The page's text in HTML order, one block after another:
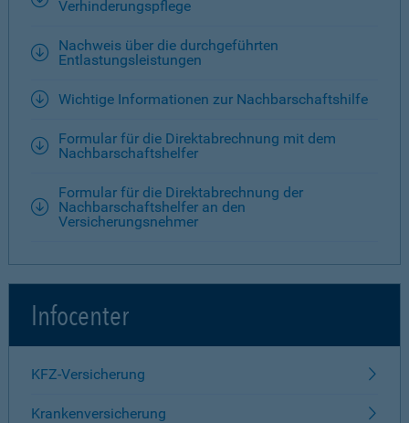
Verhinderungspflege
Nachweis über die durchgeführten
Entlastungsleistungen
Wichtige Informationen zur Nachbarschaftshilfe
Formular für die Direktabrechnung mit dem
Nachbarschaftshelfer
Formular für die Direktabrechnung der
Nachbarschaftshelfer an den
Versicherungsnehmer
Infocenter
KFZ-Versicherung
Krankenversicherung